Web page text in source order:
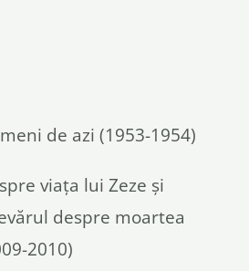
de azi (1953-1954)
viaţa lui Zeze şi
despre moartea
2010)